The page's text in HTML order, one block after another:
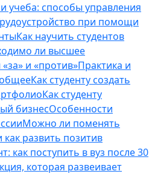
учеба: способы управления
при помощи
Как научить студентов
ли высшее
и «против»Практика и
Как студенту создать
Как студенту
бизнесОсобенности
Можно ли поменять
развить позитив
как поступить в вуз после 30
которая развеивает